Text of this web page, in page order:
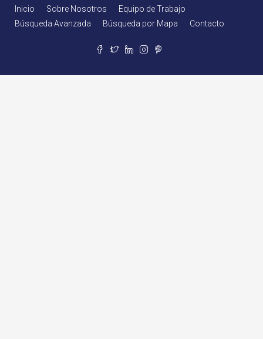
Inicio Sobre Nosotros
Equipo de Trabajo
Búsqueda Avanzada
Búsqueda por Mapa Contacto